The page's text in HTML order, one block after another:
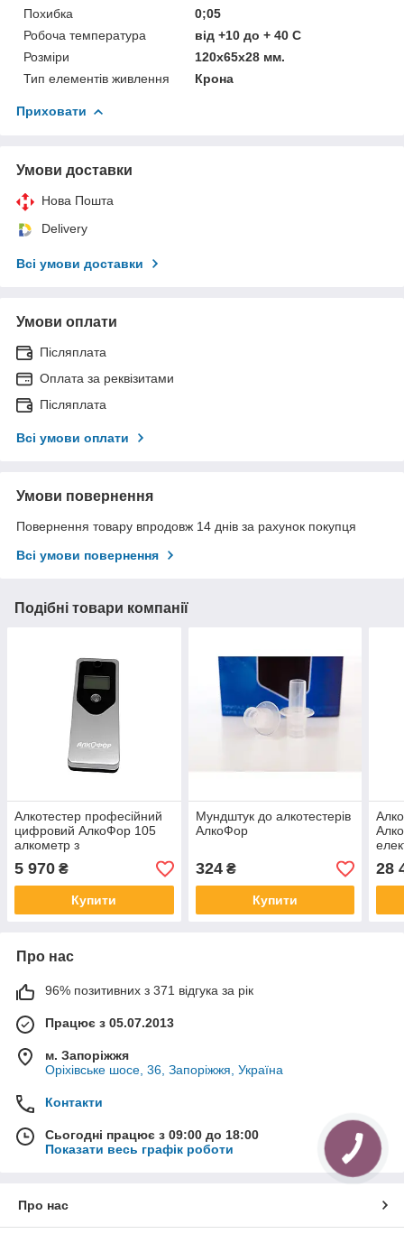
Похибка
0;05
Робоча температура
від +10 до + 40 С
Розміри
120х65х28 мм.
Тип елементів живлення
Крона
Приховати
Умови доставки
Нова Пошта
Delivery
Всі умови доставки
Умови оплати
Післяплата
Оплата за реквізитами
Післяплата
Всі умови оплати
Умови повернення
Повернення товару впродовж 14 днів за рахунок покупця
Всі умови повернення
Подібні товари компанії
Алкотестер професійний
цифровий АлкоФор 105
алкометр з
електрохімічним сенсором
5 970 ₴
Купити
Мундштук до алкотестерів
АлкоФор
324₴
Купити
28
Про нас
96% позитивних з 371 відгука за рік
Працює з 05.07.2013
м. Запоріжжя
Оріхівське шосе, 36, Запоріжжя, Україна
Контакти
Сьогодні працює з 09:00 до 18:00
Показати весь графік роботи
Про нас